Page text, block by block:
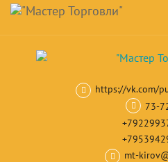
Skip
main
content
Навигация
https://vk.com/
73-
mt-
Корзина товар(ов)
Шкафы и столы